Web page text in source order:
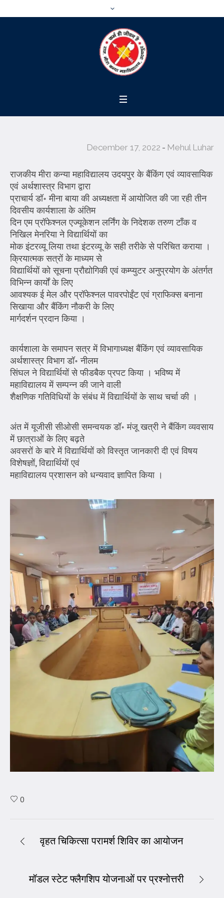
December 17, 2022 Mehul Luhar
राजकीय मीरा कन्या महाविद्यालय उदयपुर के बैंकिंग एवं व्यावसायिक
एवं अर्थशास्त्र विभाग द्वारा
प्राचार्य डॉ॰ मीना बाया की अध्यक्षता में आयोजित की जा रही तीन
दिवसीय कार्यशाला के अंतिम
दिन एम प्रॉफेश्नल एज्यूकेशन लर्निंग के निदेशक तरुण टाँक व
निखिल मेनरिया ने विद्यार्थियों का
मोक इंटरव्यू लिया तथा इंटरव्यू के सही तरीके से परिचित कराया ।
क्रियात्मक सत्रों के माध्यम से
विद्यार्थियों को सूचना प्रौद्योगिकी एवं कम्प्युटर अनुप्रयोग के अंतर्गत
विभिन्न कार्यों के लिए
आवश्यक ई मेल और प्रॉफेश्नल पावरपोईंट एवं ग्राफिक्स बनाना
सिखाया और बैंकिंग नौकरी के लिए
मार्गदर्शन प्रदान किया ।
कार्यशाला के समापन सत्र में विभागाध्यक्ष बैंकिंग एवं व्यावसायिक
अर्थशास्त्र विभाग डॉ॰ नीलम
सिंघल ने विद्यार्थियों से फीडबैक प्रपट किया । भविष्य में
महाविद्यालय में सम्पन्न की जाने वाली
शैक्षणिक गतिविधियों के संबंध में विद्यार्थियों के साथ चर्चा की ।
अंत में यूजीसी सीओसी समन्वयक डॉ॰ मंजू खत्री ने बैंकिंग व्यवसाय
में छात्राओं के लिए बढ़ते
अवसरों के बारे में विद्यार्थियों को विस्तृत जानकारी दी एवं विषय
विशेषज्ञों, विद्यार्थियों एवं
महाविद्यालय प्रशासन को धन्यवाद ज्ञापित किया ।
0
वृहत चिकित्सा परामर्श शिविर का आयोजन
मॉडल स्टेट फ्लैगशिप योजनाओं पर प्रश्नोत्तरी